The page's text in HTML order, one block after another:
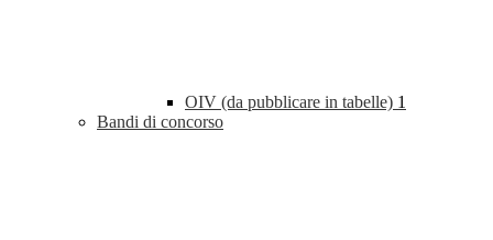
OIV (da pubblicare in tabelle) 1
Bandi di concorso